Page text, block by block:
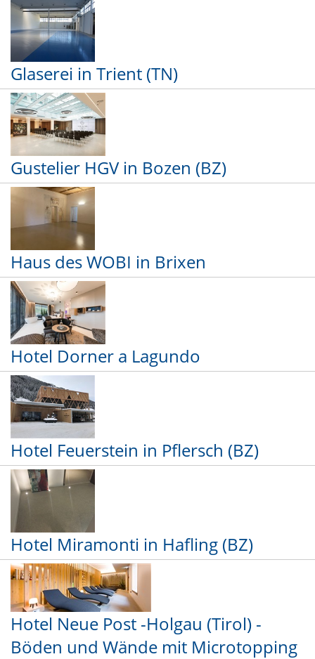
Glaserei in Trient (TN)
Gustelier HGV in Bozen (BZ)
Haus des WOBI in Brixen
Hotel Dorner a Lagundo
Hotel Feuerstein in Pflersch (BZ)
Hotel Miramonti in Hafling (BZ)
Hotel Neue Post -Holgau (Tirol) -
Böden und Wände mit Microtopping